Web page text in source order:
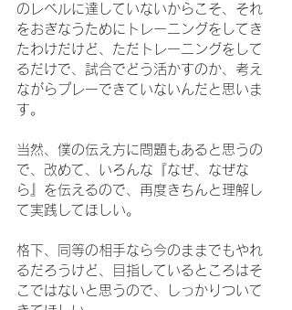
のレベルに達していないからこそ、それ
をおぎなうためにトレーニングをしてき
たわけだけど、ただトレーニングをして
るだけで、試合でどう活かすのか、考え
ながらプレーできていないんだと思いま
す。
当然、僕の伝え方に問題もあると思うの
で、改めて、いろんな『なぜ、なぜな
ら』を伝えるので、再度きちんと理解し
て実践してほしい。
格下、同等の相手なら今のままでもやれ
るだろうけど、目指しているところはそ
こではないと思うので、しっかりついて